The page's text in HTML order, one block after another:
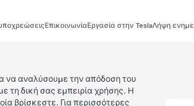
ΕπικοινωνίαΕργασία στην TeslaΛήψη
να αναλύσουμε την απόδοση του
τη δική σας εμπειρία χρήσης. Η
βρίσκεστε. Για περισσότερες